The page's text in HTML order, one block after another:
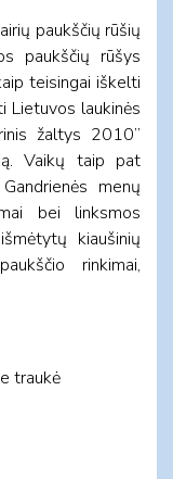
paukščių rūšių
paukščių rūšys
teisingai iškelti
Lietuvos laukinės
žaltys 2010”
Vaikų taip pat
menų
bei linksmos
kiaušinių
rinkimai,
traukė